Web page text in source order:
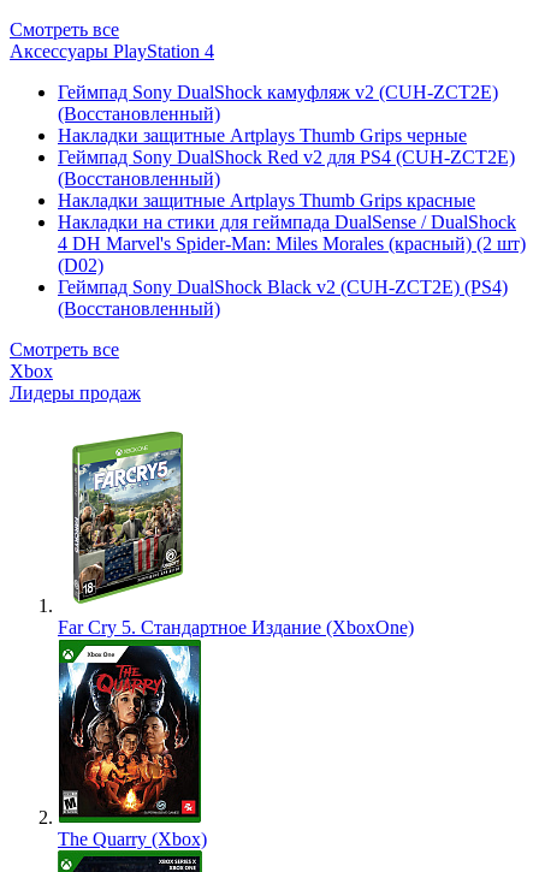
Смотреть все
Аксессуары PlayStation 4
Геймпад Sony DualShock камуфляж v2 (CUH-ZCT2E)
(Восстановленный)
Накладки защитные Artplays Thumb Grips черные
Геймпад Sony DualShock Red v2 для PS4 (CUH-ZCT2E)
(Восстановленный)
Накладки защитные Artplays Thumb Grips красные
Накладки на стики для геймпада DualSense / DualShock
4 DH Marvel's Spider-Man: Miles Morales (красный) (2 шт)
(D02)
Геймпад Sony DualShock Black v2 (CUH-ZCT2E) (PS4)
(Восстановленный)
Смотреть все
Xbox
Лидеры продаж
Far Cry 5. Стандартное Издание (XboxOne)
The Quarry (Xbox)